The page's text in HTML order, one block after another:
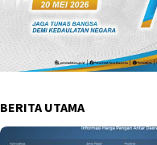
BERITA UTAMA